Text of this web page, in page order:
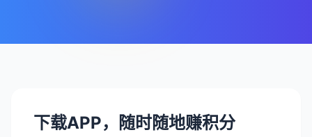
下载APP，随时随地赚积分